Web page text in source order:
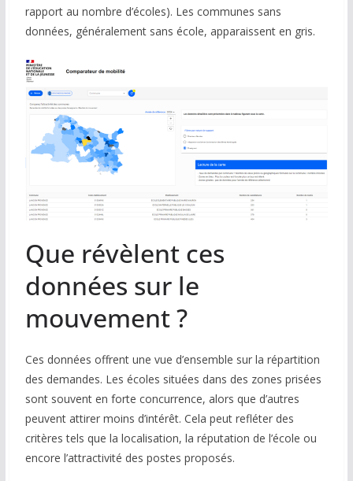
rapport au nombre d’écoles). Les communes sans
données, généralement sans école, apparaissent en gris.
Que révèlent ces
données sur le
mouvement ?
Ces données offrent une vue d’ensemble sur la répartition
des demandes. Les écoles situées dans des zones prisées
sont souvent en forte concurrence, alors que d’autres
peuvent attirer moins d’intérêt. Cela peut refléter des
critères tels que la localisation, la réputation de l’école ou
encore l’attractivité des postes proposés.